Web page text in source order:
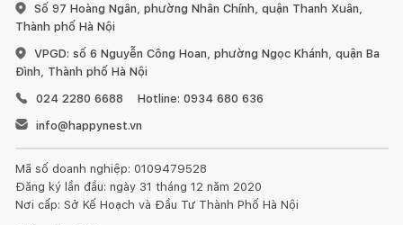
Số 97 Hoàng Ngân, phường Nhân Chính, quận Thanh Xuân,
Thành phố Hà Nội
VPGD: số 6 Nguyễn Công Hoan, phường Ngọc Khánh, quận Ba
Đình, Thành phố Hà Nội
024 2280 6688
Hotline: 0934 680 636
info@happynest.vn
Mã số doanh nghiệp: 0109479528
Đăng ký lần đầu: ngày 31 tháng 12 năm 2020
Nơi cấp: Sở Kế Hoạch và Đầu Tư Thành Phố Hà Nội